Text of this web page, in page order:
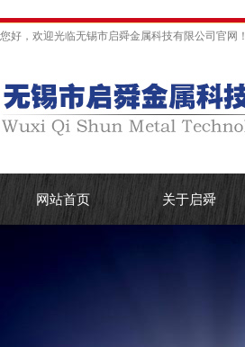
您好，欢迎光临无锡市启舜金属科技有限公司官网！
网站首页 关于启舜